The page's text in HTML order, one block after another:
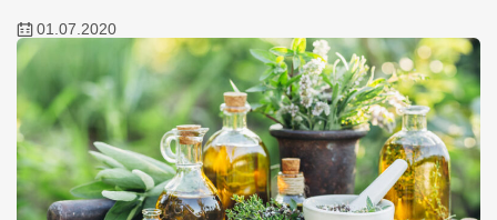
01.07.2020